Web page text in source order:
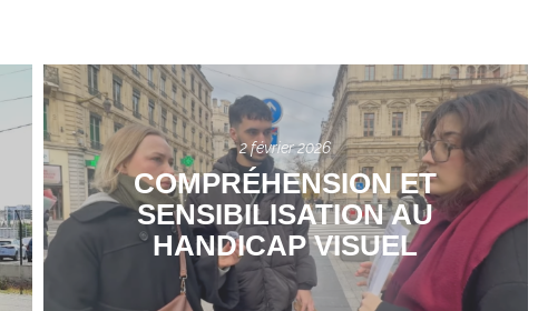
2 février 2026
COMPRÉHENSION ET
SENSIBILISATION AU
HANDICAP VISUEL